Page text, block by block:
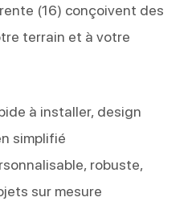
(16) conçoivent des
terrain et à votre
à installer, design
simplifié
robuste,
sur mesure